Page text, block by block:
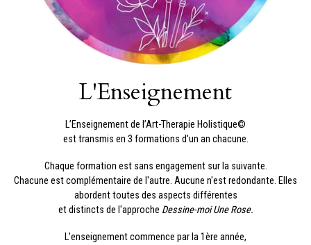
L'Enseignement
L’Enseignement de l’Art-Therapie Holistique©
est transmis en 3 formations d'un an chacune.
Chaque formation est sans engagement sur la suivante.
Chacune est complémentaire de l'autre. Aucune n'est redondante. Elles
abordent toutes des aspects différentes
et distincts de l'approche Dessine-moi Une Rose.
L'enseignement commence par la 1ère année,